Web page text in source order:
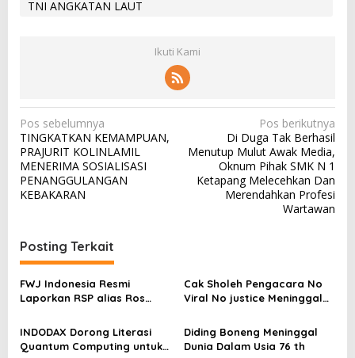
TNI ANGKATAN LAUT
Ikuti Kami
N
a
v
i
s
i
p
o
s
Pos sebelumnya
TINGKATKAN KEMAMPUAN,
PRAJURIT KOLINLAMIL
MENERIMA SOSIALISASI
PENANGGULANGAN
KEBAKARAN
Pos berikutnya
Di Duga Tak Berhasil
Menutup Mulut Awak Media,
Oknum Pihak SMK N 1
Ketapang Melecehkan Dan
Merendahkan Profesi
Wartawan
Posting Terkait
FWJ Indonesia Resmi
Laporkan RSP alias Ros
Cak Sholeh Pengacara No
Viral No justice Meninggal
INDODAX Dorong Literasi
Quantum Computing untuk
Diding Boneng Meninggal
Dunia Dalam Usia 76 th